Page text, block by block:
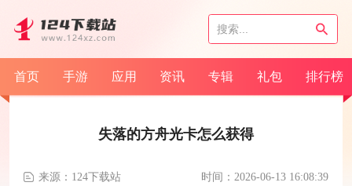
首页 手游 应用 资讯 专辑 礼包 排行榜
失落的方舟光卡怎么获得
来源：124下载站 时间：2026-06-13 16:08:39